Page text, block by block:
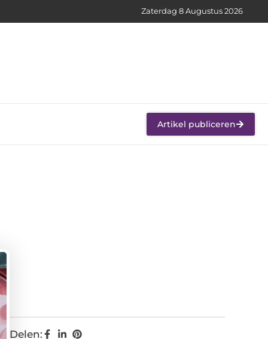
Zaterdag 8 Augustus 2026
Artikel publiceren
Delen: